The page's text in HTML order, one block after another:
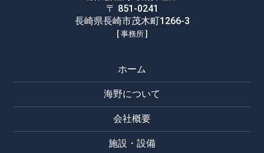
〒 851-0241
長崎県長崎市茂木町1266-3
[ 事務所 ]
ホーム
海野について
会社概要
施設・設備